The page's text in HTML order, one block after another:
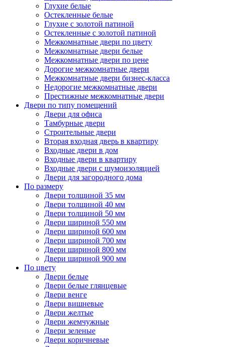
Глухие белые
Остекленные белые
Глухие с золотой патиной
Остекленные с золотой патиной
Межкомнатные двери по цвету
Межкомнатные двери белые
Межкомнатные двери по цене
Дорогие межкомнатные двери
Межкомнатные двери бизнес-класса
Недорогие межкомнатные двери
Престижные межкомнатные двери
Двери по типу помещений
Двери для офиса
Тамбурные двери
Строительные двери
Вторая входная дверь в квартиру
Входные двери в дом
Входные двери в квартиру
Входные двери с шумоизоляцией
Двери для загородного дома
По размеру
Двери толщиной 35 мм
Двери толщиной 40 мм
Двери толщиной 50 мм
Двери шириной 550 мм
Двери шириной 600 мм
Двери шириной 700 мм
Двери шириной 800 мм
Двери шириной 900 мм
По цвету
Двери белые
Двери белые глянцевые
Двери венге
Двери вишневые
Двери желтые
Двери жемчужные
Двери зеленые
Двери коричневые